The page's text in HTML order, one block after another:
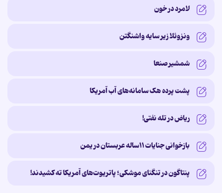
لامرد در خون
ونزوئلا زیر سایه‌ واشنگتن
شمشیر صنعا
پشت پرده‌ هک سامانه‌های آب آمریکا
ریاض در تله نفتی!
بازخوانی جنایات ۱۱ساله‌ عربستان در یمن
پنتاگون در تنگنای موشکی؛ پاتریوت‌های آمریکا ته کشیدند!